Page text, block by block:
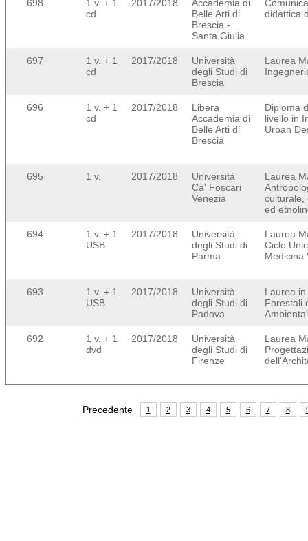
698
1 v. + 1
cd
2017/2018
Accademia di
Belle Arti di
Brescia -
Santa Giulia
didattica
697
1 v. + 1
cd
2017/2018
Università
degli Studi di
Brescia
Laurea
696
1 v. + 1
cd
2017/2018
Libera
Accademia di
Belle Arti di
Brescia
Diploma
livello in
Urban
695 1 v. 2017/2018
Università
Ca' Foscari
Venezia
Laurea
culturale,
ed
694
1 v. + 1
USB
2017/2018
Università
degli Studi di
Parma
Laurea
Ciclo
Medicina
693
1 v. + 1
USB
2017/2018
Università
degli Studi di
Padova
Laurea
Forestali
692
1 v. + 1
dvd
2017/2018
Università
degli Studi di
Firenze
Laurea
Precedente 1 2 3 4 5 6 7 8